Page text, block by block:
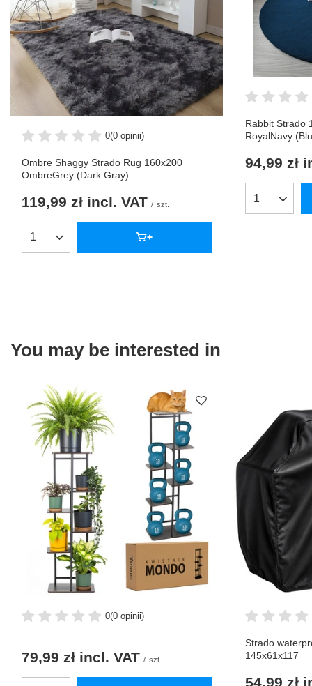
0(0 opinii)
Ombre Shaggy Strado Rug 160x200
OmbreGrey (Dark Gray)
119,99 zł incl. VAT / szt.
Products quantity
Rabbit Strado
RoyalNavy
94,99 zł
Products
You may be interested in
0(0 opinii)
79,99 zł incl. VAT / szt.
Strado
145x61x117
54,99 zł